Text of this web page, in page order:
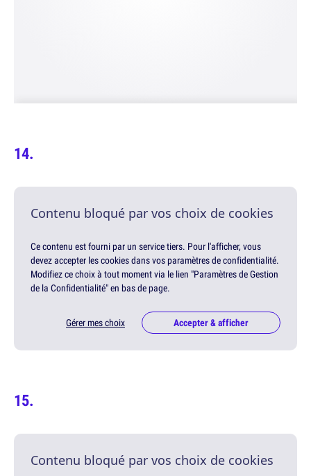
Contenu bloqué par vos choix de cookies
Ce contenu est fourni par un service tiers. Pour l'afficher, vous
devez accepter les cookies dans vos paramètres de confidentialité.
Modifiez ce choix à tout moment via le lien "Paramètres de Gestion
de la Confidentialité" en bas de page.
Gérer mes choix Accepter & afficher
Contenu bloqué par vos choix de cookies